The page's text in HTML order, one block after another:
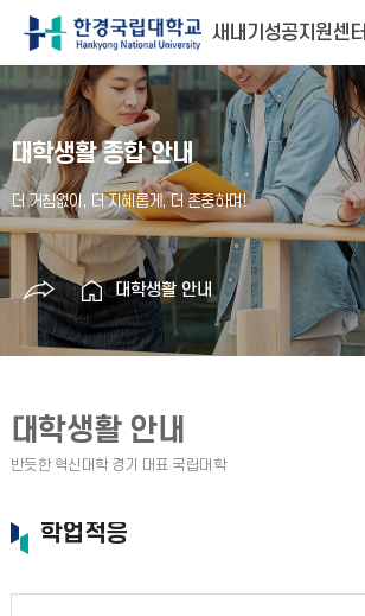
새내기성공지원센터
대학생활 종합 안내
대학생활 안내
대학생활 안내
학업적응